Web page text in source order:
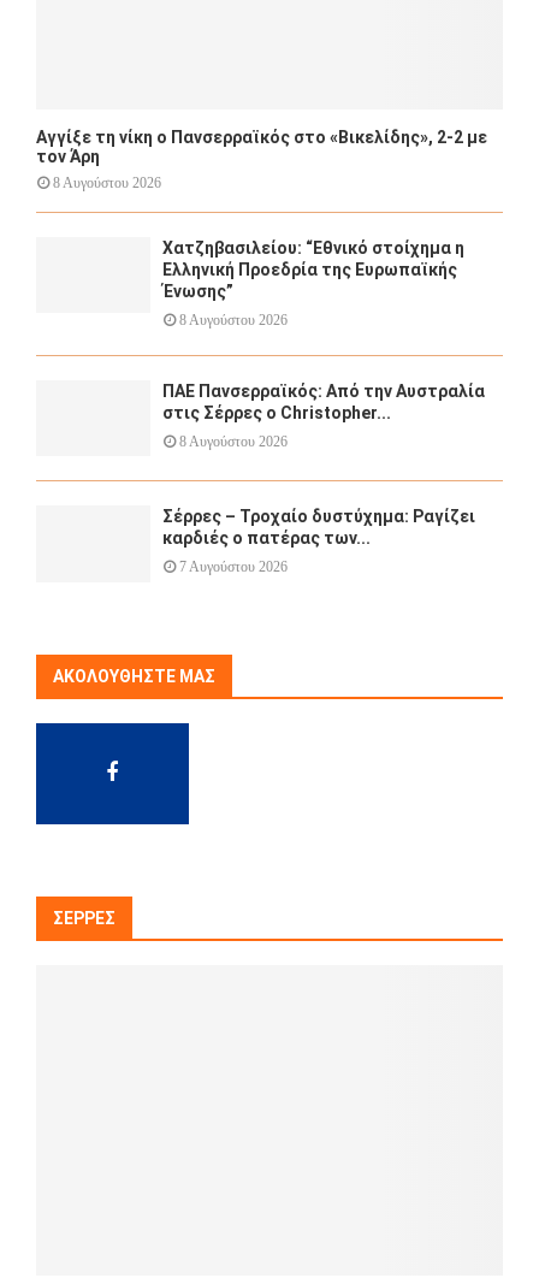
Αγγίξε τη νίκη ο Πανσερραϊκός στο «Βικελίδης», 2-2 με
τον Άρη
8 Αυγούστου 2026
Χατζηβασιλείου: “Εθνικό στοίχημα η
Ελληνική Προεδρία της Ευρωπαϊκής
Ένωσης”
8 Αυγούστου 2026
ΠΑΕ Πανσερραϊκός: Από την Αυστραλία
στις Σέρρες ο Christopher...
8 Αυγούστου 2026
Σέρρες – Τροχαίο δυστύχημα: Ραγίζει
καρδιές ο πατέρας των...
7 Αυγούστου 2026
ΑΚΟΛΟΥΘΉΣΤΕ ΜΑΣ
ΣΈΡΡΕΣ